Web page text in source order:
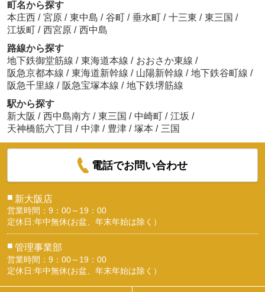
町名から探す
本庄西 / 宮原 / 東中島 / 谷町 / 垂水町 / 十三東 / 東三国 /
江坂町 / 西宮原 / 西中島
路線から探す
地下鉄御堂筋線 / 東海道本線 / おおさか東線 /
阪急京都本線 / 東海道新幹線 / 山陽新幹線 / 地下鉄谷町線 /
阪急千里線 / 阪急宝塚本線 / 地下鉄堺筋線
駅から探す
新大阪 / 西中島南方 / 東三国 / 中崎町 / 江坂 /
天神橋筋六丁目 / 中津 / 豊津 / 塚本 / 三国
電話でお問い合わせ
■ 新大阪店
営業時間：9：00～19：00
定休日:年中無休(お盆、年末年始は除く）
■ 管理事業部
営業時間：9：00～19：00
定休日:年中無休(お盆、年末年始は除く）